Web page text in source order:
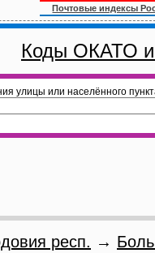
Почтовые индексы
Коды ОКАТО
улицы или населённого
респ. →